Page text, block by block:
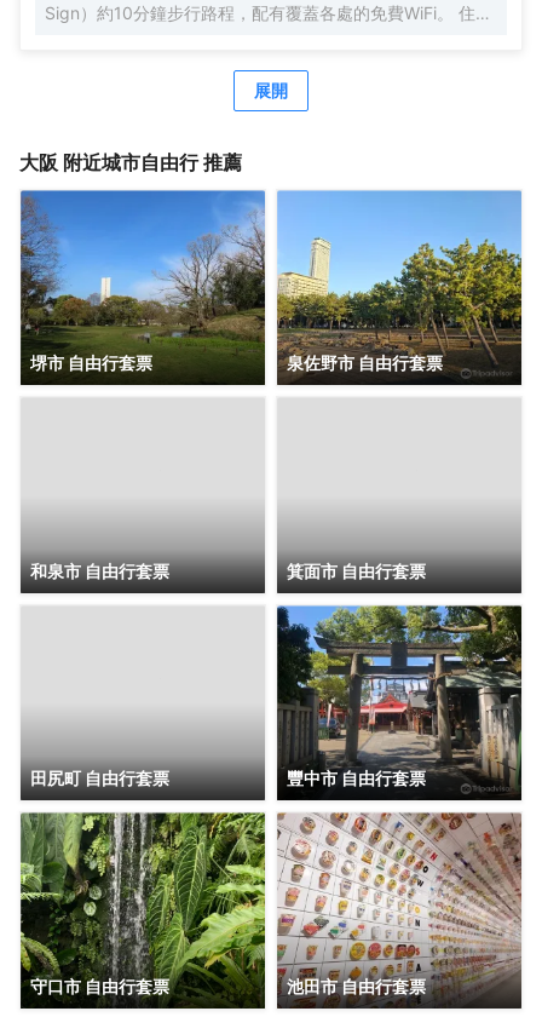
Sign）約10分鐘步行路程，配有覆蓋各處的免費WiFi。 住此
鞋、免費洗浴用品、瓶裝水和吹風機的私人浴室，酒店為住
客提供行李寄存。 酒店提供24小時前台。酒店前台提供免費
店在20:30至21:30之間供應免費日式拉麪和含酒精飲料的飲
性價比極高的酒店，給您旅途帶來便捷和舒適。
展開
大阪 附近城市自由行 推薦
堺市 自由行套票 泉佐野市 自由行套票
和泉市 自由行套票 箕面市 自由行套票
田尻町 自由行套票 豐中市 自由行套票
守口市 自由行套票 池田市 自由行套票